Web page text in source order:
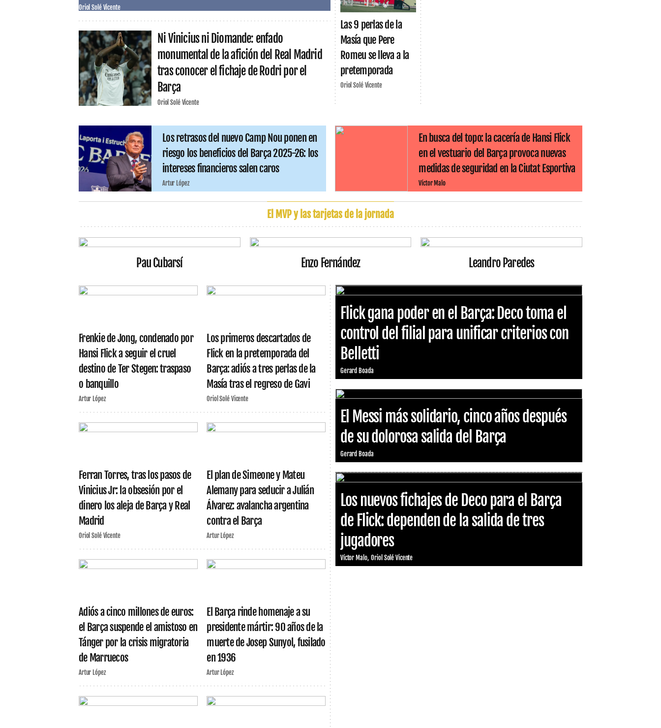
Oriol Solé Vicente
Ni Vinicius ni Diomande: enfado
monumental de la afición del Real Madrid
tras conocer el fichaje de Rodri por el
Barça
Oriol Solé Vicente
Las 9 perlas de la
Masía que Pere
Romeu se lleva a la
pretemporada
Oriol Solé Vicente
Los retrasos del nuevo Camp Nou ponen en
riesgo los beneficios del Barça 2025-26: los
intereses financieros salen caros
Artur López
En busca del topo: la cacería de Hansi Flick
en el vestuario del Barça provoca nuevas
medidas de seguridad en la Ciutat Esportiva
Víctor Malo
El MVP y las tarjetas de la jornada
Pau Cubarsí Enzo Fernández Leandro Paredes
Frenkie de Jong, condenado por
Hansi Flick a seguir el cruel
destino de Ter Stegen: traspaso
o banquillo
Artur López
Los primeros descartados de
Flick en la pretemporada del
Barça: adiós a tres perlas de la
Masía tras el regreso de Gavi
Oriol Solé Vicente
Ferran Torres, tras los pasos de
Vinicius Jr: la obsesión por el
dinero los aleja de Barça y Real
Madrid
Oriol Solé Vicente
El plan de Simeone y Mateu
Alemany para seducir a Julián
Álvarez: avalancha argentina
contra el Barça
Artur López
Adiós a cinco millones de euros:
el Barça suspende el amistoso en
Tánger por la crisis migratoria
de Marruecos
Artur López
El Barça rinde homenaje a su
presidente mártir: 90 años de la
muerte de Josep Sunyol, fusilado
en 1936
Artur López
Flick gana poder en el Barça: Deco toma el
control del filial para unificar criterios con
Belletti
Gerard Boada
El Messi más solidario, cinco años después
de su dolorosa salida del Barça
Gerard Boada
Los nuevos fichajes de Deco para el Barça
de Flick: dependen de la salida de tres
jugadores
Víctor Malo Oriol Solé Vicente